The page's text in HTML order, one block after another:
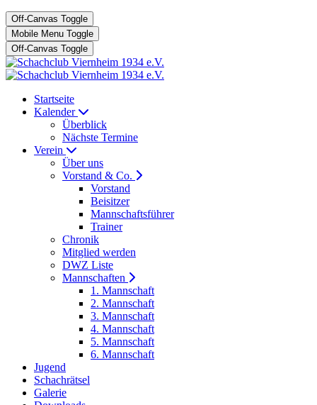
Off-Canvas Toggle
Mobile Menu Toggle
Off-Canvas Toggle
Startseite
Kalender
Überblick
Nächste Termine
Verein
Über uns
Vorstand & Co.
Vorstand
Beisitzer
Mannschaftsführer
Trainer
Chronik
Mitglied werden
DWZ Liste
Mannschaften
1. Mannschaft
2. Mannschaft
3. Mannschaft
4. Mannschaft
5. Mannschaft
6. Mannschaft
Jugend
Schachrätsel
Galerie